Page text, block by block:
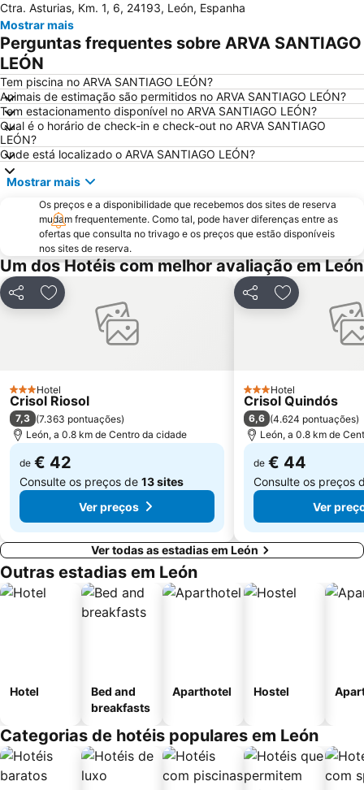
Bairro úmido / molhado
Termas romanas menores
Ayuntamiento
Ctra. Asturias, Km. 1, 6, 24193, León, Espanha
Mostrar mais
Perguntas frequentes sobre ARVA SANTIAGO
LEÓN
Tem piscina no ARVA SANTIAGO LEÓN?
Animais de estimação são permitidos no ARVA SANTIAGO LEÓN?
Tem estacionamento disponível no ARVA SANTIAGO LEÓN?
Qual é o horário de check-in e check-out no ARVA SANTIAGO
LEÓN?
Onde está localizado o ARVA SANTIAGO LEÓN?
Mostrar mais
Os preços e a disponibilidade que recebemos dos sites de reserva
mudam frequentemente. Como tal, pode haver diferenças entre as
ofertas que consulta no trivago e os preços que estão disponíveis
nos sites de reserva.
Um dos Hotéis com melhor avaliação em León
PartilharAdicionar aos favoritos
3 Estrelas
Hotel
Crisol Riosol
7,3 (7.363 pontuações)
León, a 0.8 km de Centro da cidade
de € 42
Consulte os preços de 13 sites
Ver preços
PartilharAdicionar
3 Estrelas
Hotel
Crisol Quindós
6,6 (4.624 pontuações)
León, a 0.8 km de
de € 44
Consulte os preços
Ver
Ver todas as estadias em León
Outras estadias em León
Hotel
Bed and
breakfasts
Aparthotel Hostel
Categorias de hotéis populares em León